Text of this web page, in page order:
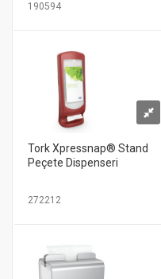
190594
Tork Xpressnap® Stand
Peçete Dispenseri
272212